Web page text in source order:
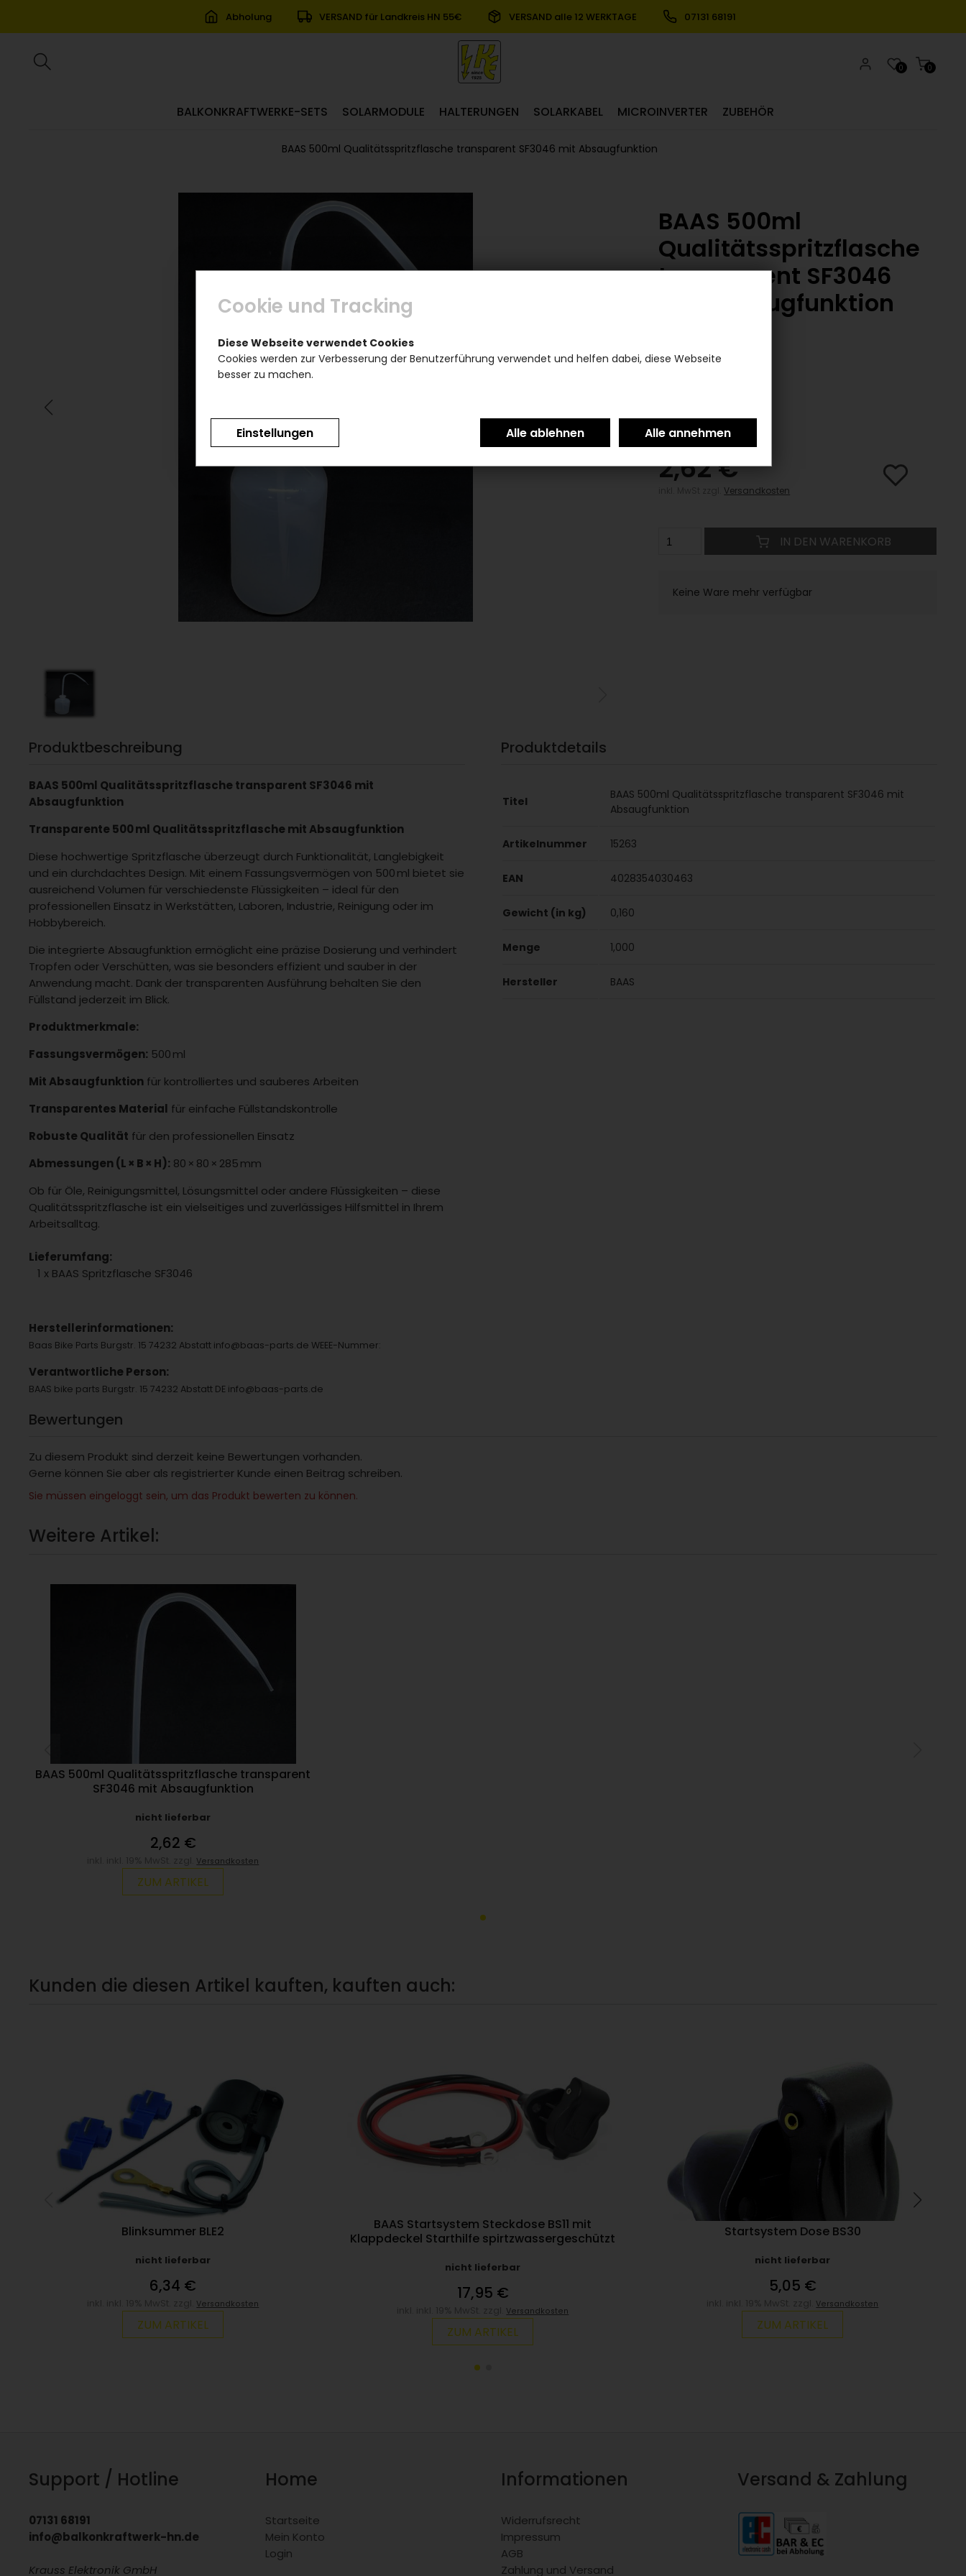
Abholung VERSAND für Landkreis HN 55€ VERSAND alle 12 WERKTAGE 07131 68191
0
0
BALKONKRAFTWERKE-SETS SOLARMODULE HALTERUNGEN SOLARKABEL MICROINVERTER ZUBEHÖR
BAAS 500ml Qualitätsspritzflasche transparent SF3046 mit Absaugfunktion
BAAS 500ml
Qualitätsspritzflasche
transparent SF3046
mit Absaugfunktion
2,62 €
Versandkosten
IN DEN WARENKORB
Keine Ware mehr verfügbar
Produktbeschreibung
BAAS 500ml Qualitätsspritzflasche transparent SF3046 mit
Absaugfunktion
Transparente 500 ml Qualitätsspritzflasche mit Absaugfunktion
Diese hochwertige Spritzflasche überzeugt durch Funktionalität, Langlebigkeit
und ein durchdachtes Design. Mit einem Fassungsvermögen von 500 ml bietet sie
ausreichend Volumen für verschiedenste Flüssigkeiten – ideal für den
professionellen Einsatz in Werkstätten, Laboren, Industrie, Reinigung oder im
Hobbybereich.
Die integrierte Absaugfunktion ermöglicht eine präzise Dosierung und verhindert
Tropfen oder Verschütten, was sie besonders effizient und sauber in der
Anwendung macht. Dank der transparenten Ausführung behalten Sie den
Füllstand jederzeit im Blick.
Produktmerkmale:
Fassungsvermögen: 500 ml
Mit Absaugfunktion für kontrolliertes und sauberes Arbeiten
Transparentes Material für einfache Füllstandskontrolle
Robuste Qualität für den professionellen Einsatz
Abmessungen (L × B × H): 80 × 80 × 285 mm
Ob für Öle, Reinigungsmittel, Lösungsmittel oder andere Flüssigkeiten – diese
Qualitätsspritzflasche ist ein vielseitiges und zuverlässiges Hilfsmittel in Ihrem
Arbeitsalltag.
Lieferumfang:
1 x BAAS Spritzflasche SF3046
Produktdetails
Titel
BAAS 500ml Qualitätsspritzflasche transparent SF3046 mit
Absaugfunktion
Artikelnummer 15263
EAN 4028354030463
Gewicht (in kg) 0,160
Menge 1,000
Hersteller BAAS
Herstellerinformationen:
Baas Bike Parts Burgstr. 15 74232 Abstatt info@baas-parts.de WEEE-Nummer:
Verantwortliche Person:
BAAS bike parts Burgstr. 15 74232 Abstatt DE info@baas-parts.de
Bewertungen
Zu diesem Produkt sind derzeit keine Bewertungen vorhanden.
Gerne können Sie aber als registrierter Kunde einen Beitrag schreiben.
Sie müssen eingeloggt sein, um das Produkt bewerten zu können.
Weitere Artikel:
BAAS 500ml Qualitätsspritzflasche transparent
SF3046 mit Absaugfunktion
nicht lieferbar
2,62 €
Versandkosten
ZUM ARTIKEL
Kunden die diesen Artikel kauften, kauften auch:
Blinksummer BLE2
nicht lieferbar
6,34 €
Versandkosten
ZUM ARTIKEL
BAAS Startsystem Steckdose BS11 mit
Klappdeckel Starthilfe spirtzwassergeschützt
nicht lieferbar
17,95 €
Versandkosten
ZUM ARTIKEL
Startsystem Dose BS30
nicht lieferbar
5,05 €
Versandkosten
ZUM ARTIKEL
Support / Hotline
07131 68191
info@balkonkraftwerk-hn.de
Krauss Elektronik GmbH
Home
Startseite
Mein Konto
Login
Informationen
Widerrufsrecht
Impressum
AGB
Zahlung und Versand
Versand & Zahlung
Cookie und Tracking
Diese Webseite verwendet Cookies
Cookies werden zur Verbesserung der Benutzerführung verwendet und helfen dabei, diese Webseite
besser zu machen.
Einstellungen